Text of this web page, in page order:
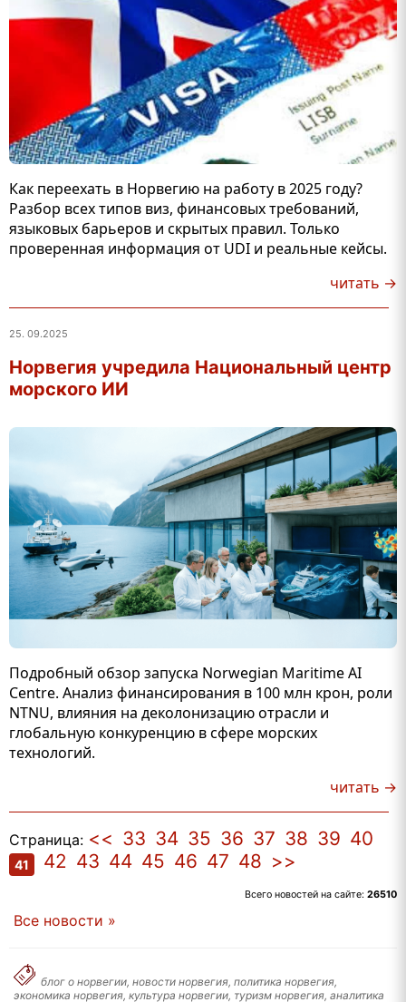
Как переехать в Норвегию на работу в 2025 году?
Разбор всех типов виз, финансовых требований,
языковых барьеров и скрытых правил. Только
проверенная информация от UDI и реальные кейсы.
читать →
25. 09.2025
Норвегия учредила Национальный центр
морского ИИ
Подробный обзор запуска Norwegian Maritime AI
Centre. Анализ финансирования в 100 млн крон, роли
NTNU, влияния на деколонизацию отрасли и
глобальную конкуренцию в сфере морских
технологий.
читать →
Страница: << 33 34 35 36 37 38 39 40
41 42 43 44 45 46 47 48 >>
Всего новостей на сайте: 26510
Все новости »
блог о норвегии, новости норвегия, политика норвегия,
экономика норвегия, культура норвегии, туризм норвегия, аналитика